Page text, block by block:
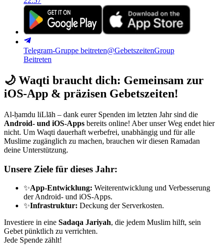
Telegram-Gruppe beitreten@GebetszeitenGroup
Beitreten
🌙 Waqti braucht dich: Gemeinsam zur
iOS-App & präzisen Gebetszeiten!
Al-ḥamdu liLlāh – dank eurer Spenden im letzten Jahr sind die
Android- und iOS-Apps bereits online! Aber unser Weg endet hier
nicht. Um Waqti dauerhaft werbefrei, unabhängig und für alle
Muslime zugänglich zu machen, brauchen wir diesen Ramadan
deine Unterstützung.
Unsere Ziele für dieses Jahr:
✨App-Entwicklung: Weiterentwicklung und Verbesserung
der Android- und iOS-Apps.
✨Infrastruktur: Deckung der Serverkosten.
Investiere in eine Sadaqa Jariyah, die jedem Muslim hilft, sein
Gebet pünktlich zu verrichten.
Jede Spende zählt!